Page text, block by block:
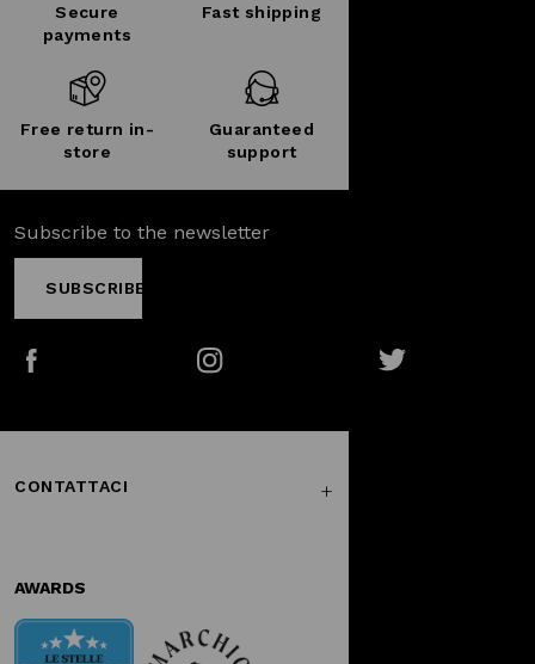
Secure
payments
Fast shipping
Free return in-
store
Guaranteed
support
Subscribe to the newsletter
SUBSCRIBE
CONTATTACI
AWARDS